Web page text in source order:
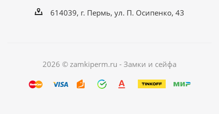
614039, г. Пермь, ул. П. Осипенко, 43
2026 © zamkiperm.ru - Замки и сейфа